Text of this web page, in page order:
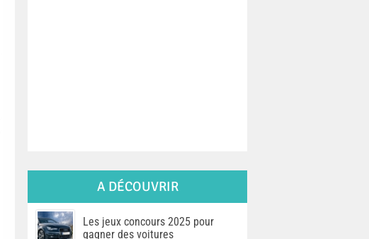
A DÉCOUVRIR
Les jeux concours 2025 pour
gagner des voitures